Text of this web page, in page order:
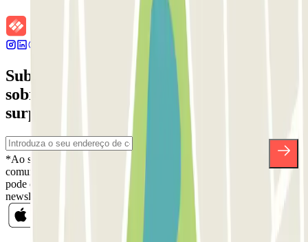
Subscreva a nossa newsletter e saiba mais
sobre descontos, sorteios e muitas outras
surpresas.
*Ao subscrever, aceita a nossa Política de Privacidade para receber
comunicações comerciais da Parclick. Sem qualquer obrigação,
pode cancelar a sua subscrição sempre que quiser na mesma
newsletter.